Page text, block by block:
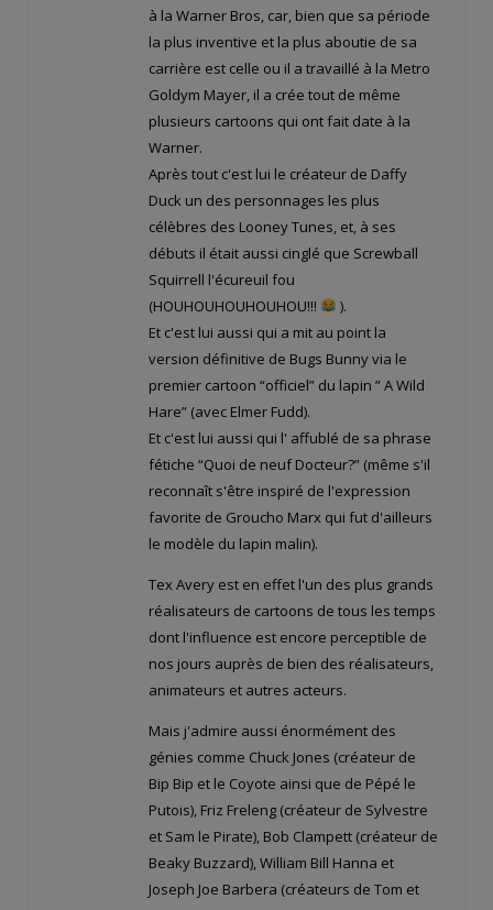
à la Warner Bros, car, bien que sa période
la plus inventive et la plus aboutie de sa
carrière est celle ou il a travaillé à la Metro
Goldym Mayer, il a crée tout de même
plusieurs cartoons qui ont fait date à la
Warner.
Après tout c'est lui le créateur de Daffy
Duck un des personnages les plus
célèbres des Looney Tunes, et, à ses
débuts il était aussi cinglé que Screwball
Squirrell l'écureuil fou
(HOUHOUHOUHOUHOU!!!
).
Et c'est lui aussi qui a mit au point la
version définitive de Bugs Bunny via le
premier cartoon “officiel” du lapin ” A Wild
Hare” (avec Elmer Fudd).
Et c'est lui aussi qui l' affublé de sa phrase
fétiche “Quoi de neuf Docteur?” (même s'il
reconnaît s'être inspiré de l'expression
favorite de Groucho Marx qui fut d'ailleurs
le modèle du lapin malin).
Tex Avery est en effet l'un des plus grands
réalisateurs de cartoons de tous les temps
dont l'influence est encore perceptible de
nos jours auprès de bien des réalisateurs,
animateurs et autres acteurs.
Mais j'admire aussi énormément des
génies comme Chuck Jones (créateur de
Bip Bip et le Coyote ainsi que de Pépé le
Putois), Friz Freleng (créateur de Sylvestre
et Sam le Pirate), Bob Clampett (créateur de
Beaky Buzzard), William Bill Hanna et
Joseph Joe Barbera (créateurs de Tom et